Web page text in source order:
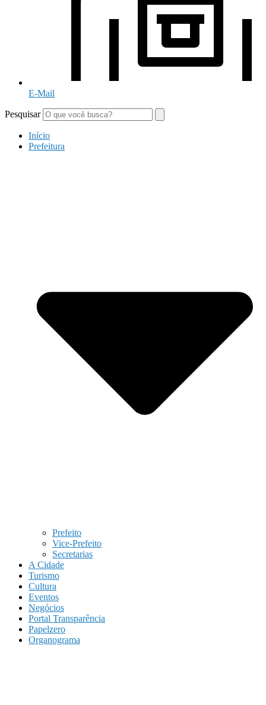
E-Mail
Pesquisar
Início
Prefeitura
Prefeito
Vice-Prefeito
Secretarias
A Cidade
Turismo
Cultura
Eventos
Negócios
Portal Transparência
Papelzero
Organograma